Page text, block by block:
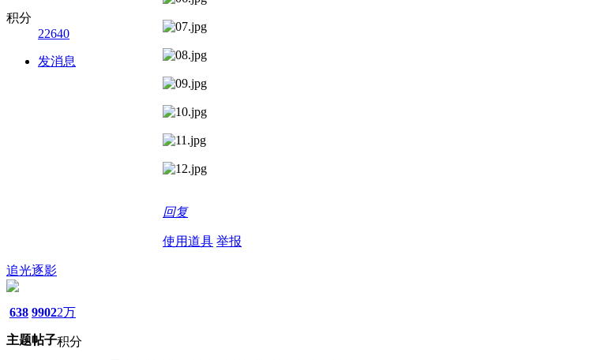
积分
22640
发消息
回复
使用道具 举报
追光逐影
638
主题
9902
帖子
2万
积分